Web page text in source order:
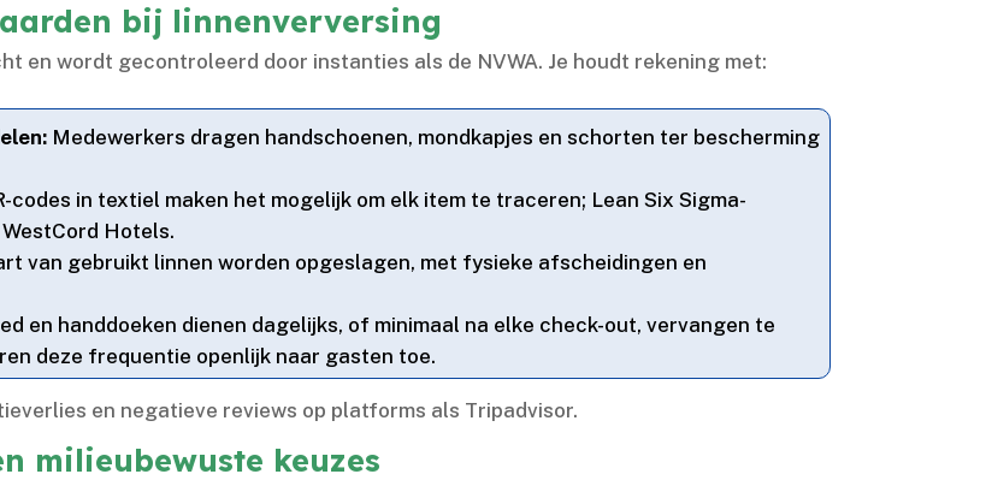
bij linnenverversing
en wordt gecontroleerd door instanties als de NVWA.​ Je houdt rekening met:
Medewerkers dragen handschoenen, mondkapjes en schorten ter bescherming
codes in textiel maken het mogelijk om elk item te traceren; Lean Six Sigma-
Hotels.​
van gebruikt linnen worden opgeslagen, met fysieke afscheidingen en
en handdoeken dienen dagelijks, of minimaal na elke check-out, vervangen te
deze frequentie openlijk naar gasten toe.​
en negatieve reviews op platforms als Tripadvisor.​
milieubewuste keuzes